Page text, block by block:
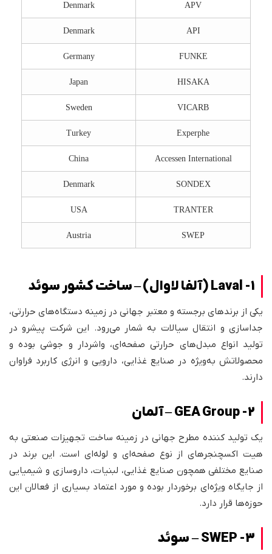
APV
Denmark
API
Denmark
FUNKE
Germany
HISAKA
Japan
VICARB
Sweden
Experphe
Turkey
Accessen International
China
SONDEX
Denmark
TRANTER
USA
SWEP
Austria
1- Laval (آلفا لاوال) – ساخت کشور سوئد
یکی از برندهای برجسته و معتبر جهانی در زمینه دستگاه‌های حرارتی،
جداسازی و انتقال سیالات به شمار می‌رود. این شرکت پیشرو در
تولید انواع مبدل‌های حرارتی صفحه‌ای، واشردار و جوشی بوده و
محصولاتش به‌ویژه در صنایع غذایی، دارویی و انرژی کاربرد فراوان
دارند.
2- GEA Group – آلمان
یک تولید کننده مطرح جهانی در زمینه ساخت تجهیزات صنعتی به
هیت اکسچنجرهای از نوع صفحه‌ای و لوله‌ای است. این برند در
صنایع مختلفی همچون صنایع غذایی، لبنیات، داروسازی و شیمیایی
از جایگاه ویژه‌ای برخوردار بوده و مورد اعتماد بسیاری از فعالان این
حوزه‌ها قرار دارد.
3- SWEP – سوئد